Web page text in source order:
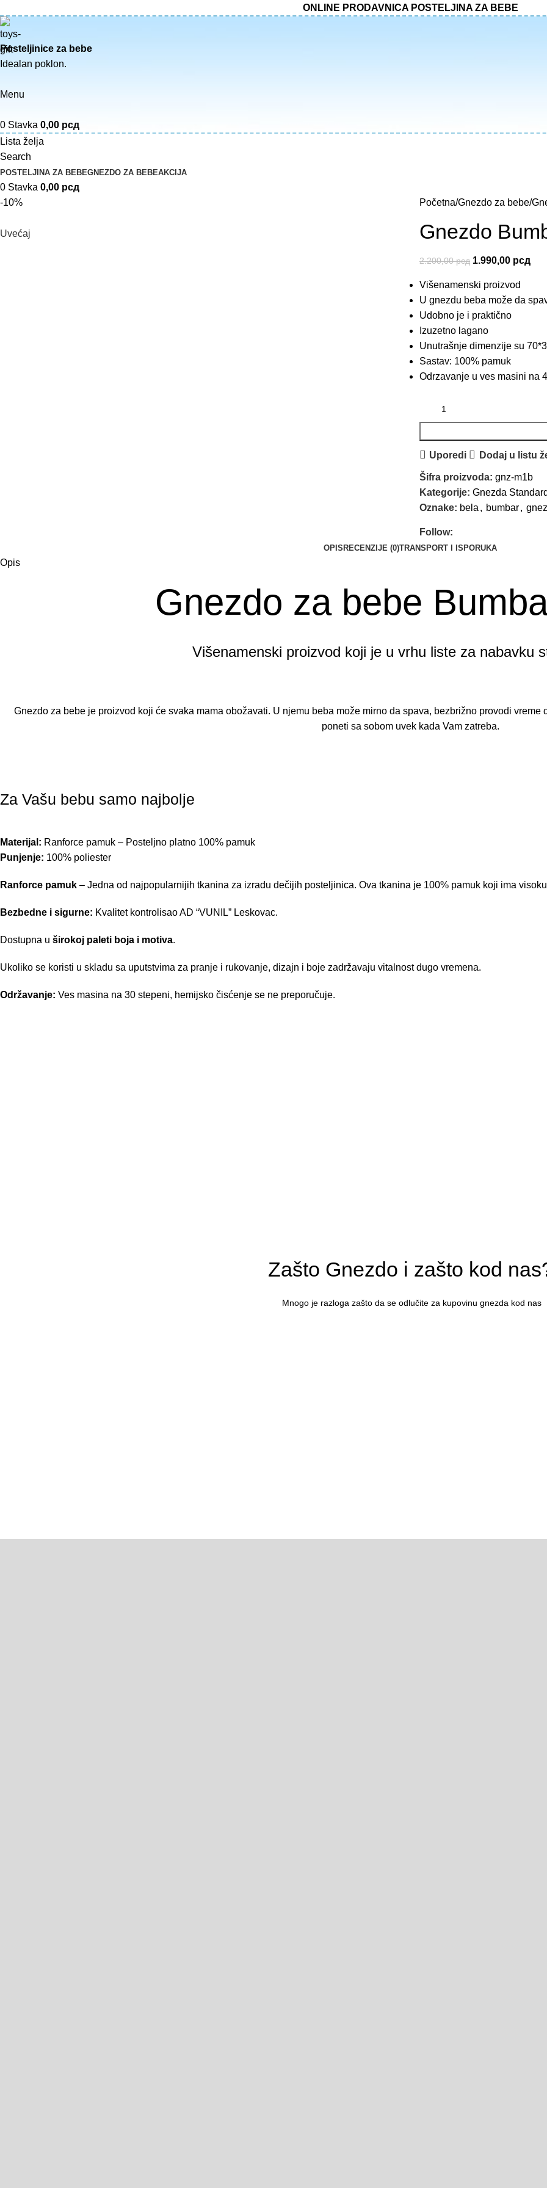
ONLINE PRODAVNICA POSTELJINA ZA BEBE
Posteljinice za bebe
Idealan poklon.
Menu
0 Stavka 0,00 рсд
Lista želja
Search
POSTELJINA ZA BEBEGNEZDO ZA BEBEAKCIJA
0 Stavka 0,00 рсд
-10%
Uvećaj
Početna Gnezdo za bebe
Gnezdo
2.200,00рсд 1.990,00 рсд
Višenamenski proizvod
U gnezdu beba može da
Udobno je i praktično
Izuzetno lagano
Unutrašnje dimenzije su
Sastav: 100% pamuk
Odrzavanje u ves masini na
Uporedi Dodaj u listu
Šifra proizvoda: gnz-m1b
Kategorije: Gnezda
Oznake: bela , bumbar,
Follow:
OPIS RECENZIJE (0)TRANSPORT I ISPORUKA
Opis
Gnezdo za bebe
Višenamenski proizvod koji je u vrhu liste za nabavku
Gnezdo za bebe je proizvod koji će svaka mama obožavati. U njemu beba može mirno da spava, bezbrižno provodi
poneti sa sobom uvek kada Vam zatreba.
Za Vašu bebu samo najbolje
Materijal: Ranforce pamuk – Posteljno platno 100% pamuk
Punjenje: 100% poliester
Ranforce pamuk – Jedna od najpopularnijih tkanina za izradu dečijih posteljinica. Ova tkanina je 100% pamuk koji ima
Bezbedne i sigurne: Kvalitet kontrolisao AD “VUNIL” Leskovac.
Dostupna u širokoj paleti boja i motiva.
Ukoliko se koristi u skladu sa uputstvima za pranje i rukovanje, dizajn i boje zadržavaju vitalnost dugo vremena.
Održavanje: Ves masina na 30 stepeni, hemijsko čisćenje se ne preporučuje.
Zašto Gnezdo i zašto kod
Mnogo je razloga zašto da se odlučite za kupovinu gnezda kod nas